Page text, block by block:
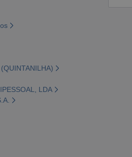
LDA